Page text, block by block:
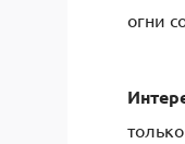
огни